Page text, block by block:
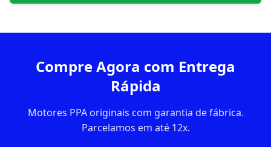
Compre Agora com Entrega
Rápida
Motores PPA originais com garantia de fábrica.
Parcelamos em até 12x.